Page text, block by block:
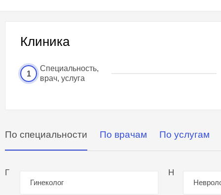
Клиника
1
Специальность,
врач, услуга
По специальности По врачам По услугам
Г
Гинеколог
Н